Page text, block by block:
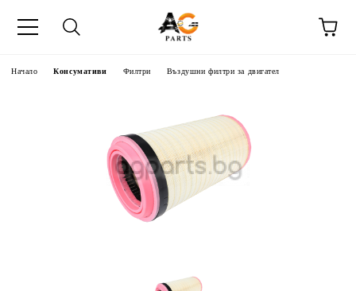
Начало Консумативи Филтри Въздушни филтри за двигател